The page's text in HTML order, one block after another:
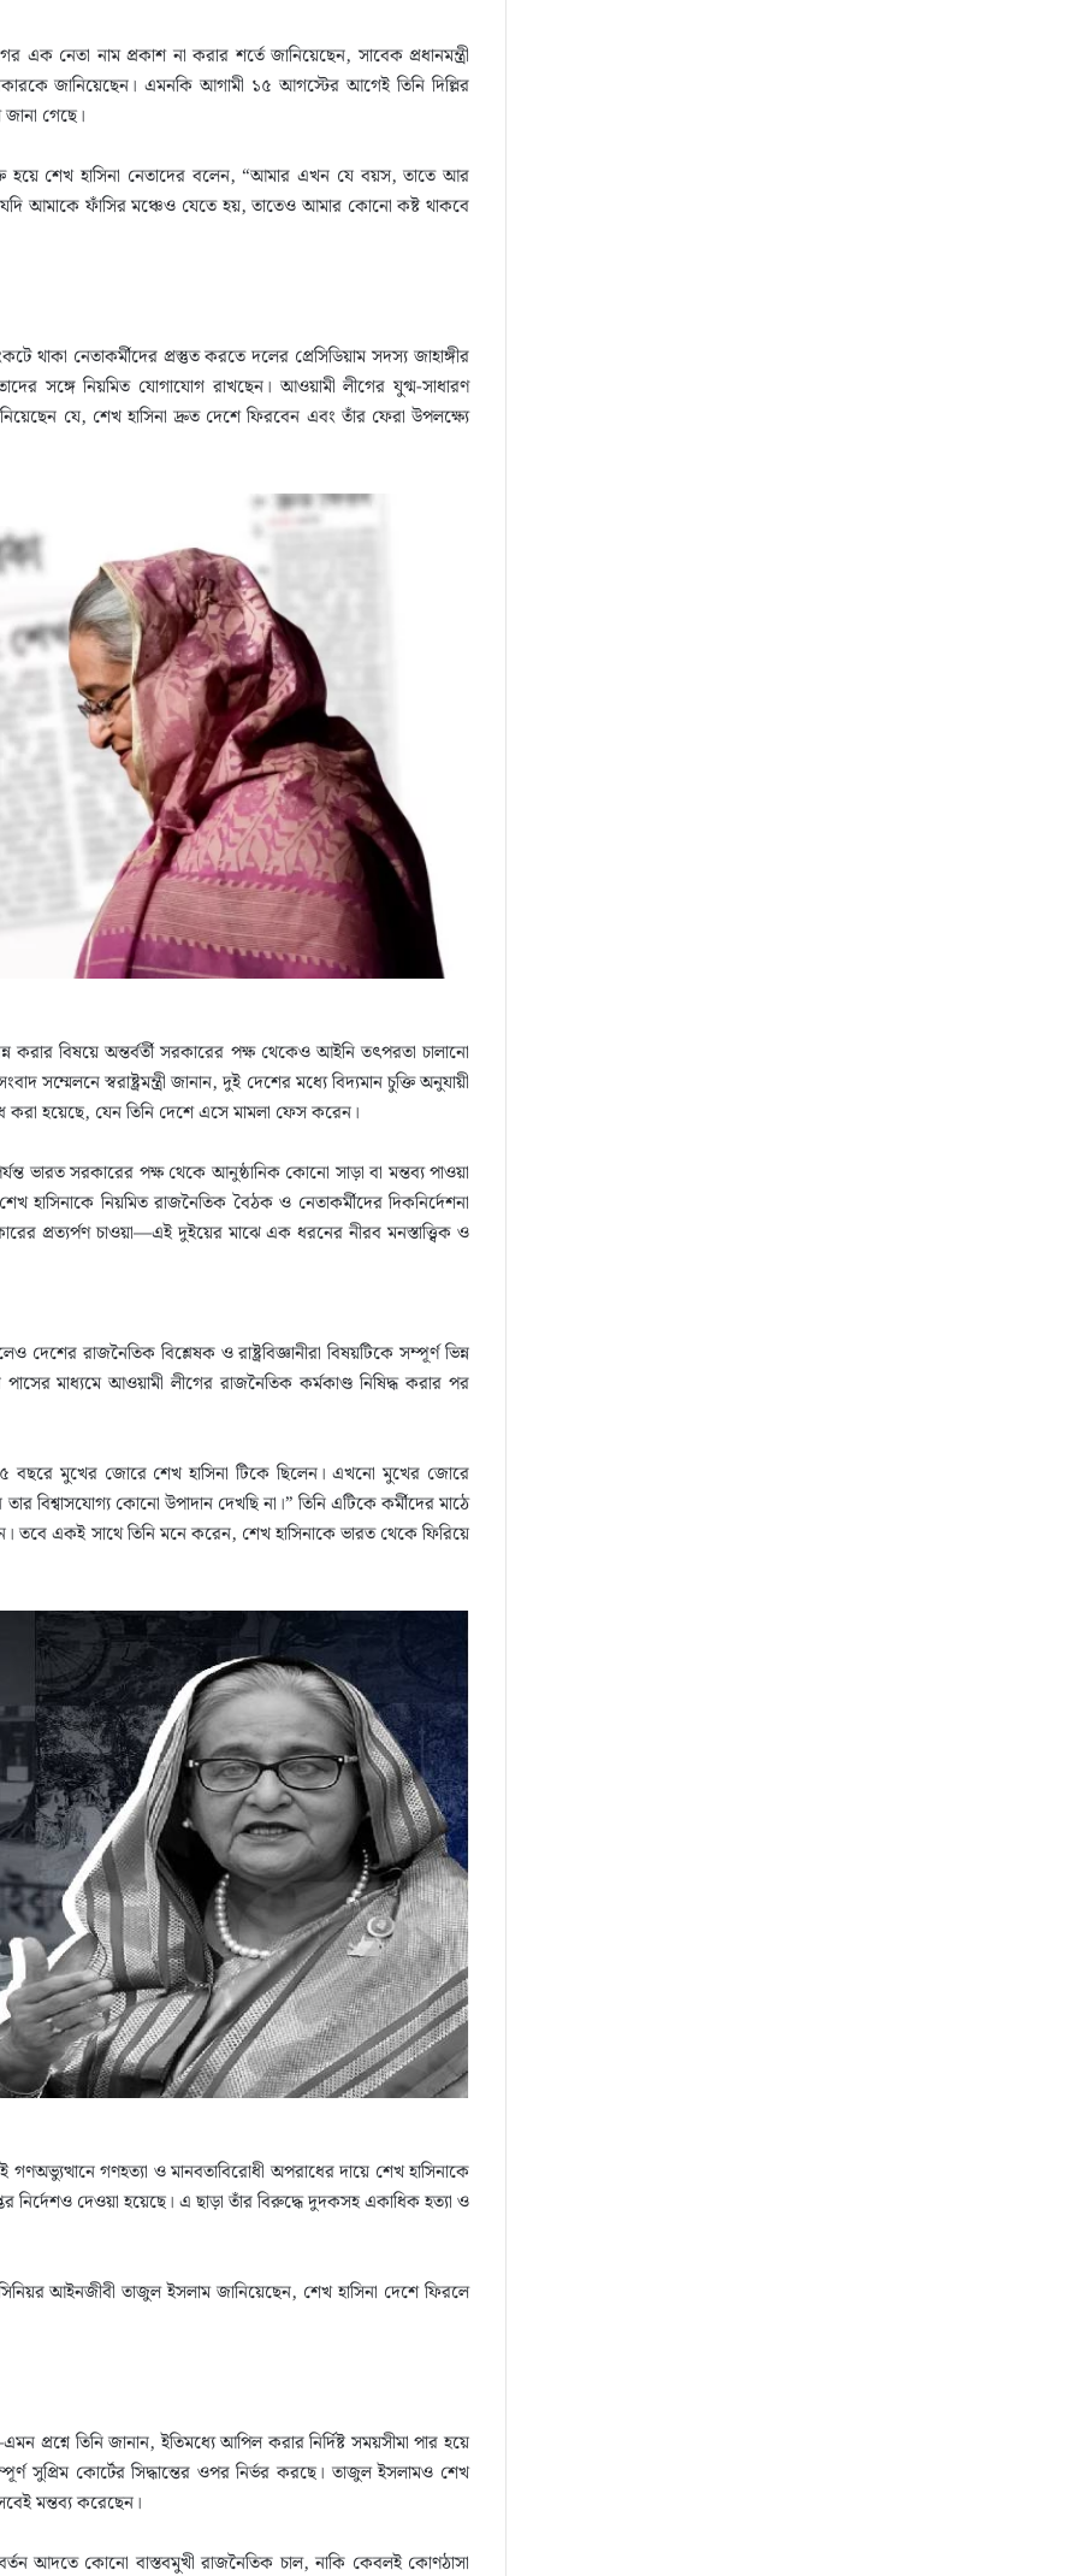
এক নেতা নাম প্রকাশ না করার শর্তে জানিয়েছেন, সাবেক প্রধানমন্ত্রী
জানিয়েছেন। এমনকি আগামী ১৫ আগস্টের আগেই তিনি দিল্লির
জানা গেছে।
হয়ে শেখ হাসিনা নেতাদের বলেন, “আমার এখন যে বয়স, তাতে আর
আমাকে ফাঁসির মঞ্চেও যেতে হয়, তাতেও আমার কোনো কষ্ট থাকবে
থাকা নেতাকর্মীদের প্রস্তুত করতে দলের প্রেসিডিয়াম সদস্য জাহাঙ্গীর
সঙ্গে নিয়মিত যোগাযোগ রাখছেন। আওয়ামী লীগের যুগ্ম-সাধারণ
যে, শেখ হাসিনা দ্রুত দেশে ফিরবেন এবং তাঁর ফেরা উপলক্ষ্যে
করার বিষয়ে অন্তর্বর্তী সরকারের পক্ষ থেকেও আইনি তৎপরতা চালানো
সম্মেলনে স্বরাষ্ট্রমন্ত্রী জানান, দুই দেশের মধ্যে বিদ্যমান চুক্তি অনুযায়ী
হয়েছে, যেন তিনি দেশে এসে মামলা ফেস করেন।
ভারত সরকারের পক্ষ থেকে আনুষ্ঠানিক কোনো সাড়া বা মন্তব্য পাওয়া
হাসিনাকে নিয়মিত রাজনৈতিক বৈঠক ও নেতাকর্মীদের দিকনির্দেশনা
প্রত্যর্পণ চাওয়া—এই দুইয়ের মাঝে এক ধরনের নীরব মনস্তাত্ত্বিক ও
দেশের রাজনৈতিক বিশ্লেষক ও রাষ্ট্রবিজ্ঞানীরা বিষয়টিকে সম্পূর্ণ ভিন্ন
মাধ্যমে আওয়ামী লীগের রাজনৈতিক কর্মকাণ্ড নিষিদ্ধ করার পর
১৫ বছরে মুখের জোরে শেখ হাসিনা টিকে ছিলেন। এখনো মুখের জোরে
বিশ্বাসযোগ্য কোনো উপাদান দেখছি না।” তিনি এটিকে কর্মীদের মাঠে
তবে একই সাথে তিনি মনে করেন, শেখ হাসিনাকে ভারত থেকে ফিরিয়ে
গণহত্যা ও মানবতাবিরোধী অপরাধের দায়ে শেখ হাসিনাকে
নির্দেশও দেওয়া হয়েছে। এ ছাড়া তাঁর বিরুদ্ধে দুদকসহ একাধিক হত্যা ও
আইনজীবী তাজুল ইসলাম জানিয়েছেন, শেখ হাসিনা দেশে ফিরলে
তিনি জানান, ইতিমধ্যে আপিল করার নির্দিষ্ট সময়সীমা পার হয়ে
সুপ্রিম কোর্টের সিদ্ধান্তের ওপর নির্ভর করছে। তাজুল ইসলামও শেখ
মন্তব্য করেছেন।
আদতে কোনো বাস্তবমুখী রাজনৈতিক চাল, নাকি কেবলই কোণঠাসা